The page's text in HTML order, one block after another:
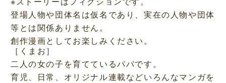
登場人物や団体名は仮名であり、実在の人物や団体
等とは関係ありません。
創作漫画としてお楽しみください。
［くまお］
二人の女の子を育てているパパです。
育児、日常、オリジナル連載などいろんなマンガを